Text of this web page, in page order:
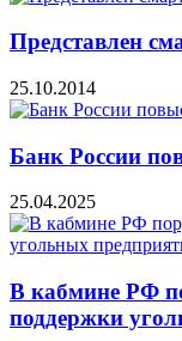
Представлен
25.10.2014
Банк России
25.04.2025
В кабмине РФ
поддержки